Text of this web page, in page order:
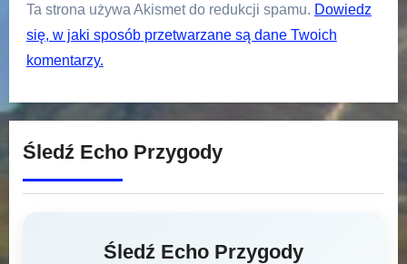
Ta strona używa Akismet do redukcji spamu. Dowiedz
się, w jaki sposób przetwarzane są dane Twoich
komentarzy.
Śledź Echo Przygody
Śledź Echo Przygody